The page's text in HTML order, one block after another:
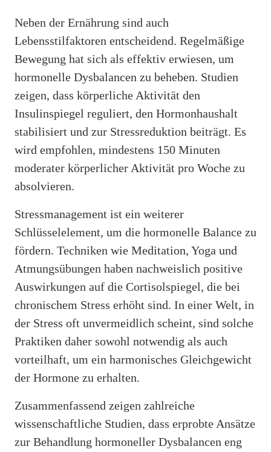
Neben der Ernährung sind auch
Lebensstilfaktoren entscheidend. Regelmäßige
Bewegung hat sich als effektiv erwiesen, um
hormonelle Dysbalancen zu beheben. Studien
zeigen, dass körperliche Aktivität den
Insulinspiegel reguliert, den Hormonhaushalt
stabilisiert und zur Stressreduktion beiträgt. Es
wird empfohlen, mindestens 150 Minuten
moderater körperlicher Aktivität pro Woche zu
absolvieren.
Stressmanagement ist ein weiterer
Schlüsselelement, um die hormonelle Balance zu
fördern. Techniken wie Meditation, Yoga und
Atmungsübungen haben nachweislich positive
Auswirkungen auf die Cortisolspiegel, die bei
chronischem Stress erhöht sind. In einer Welt, in
der Stress oft unvermeidlich scheint, sind solche
Praktiken daher sowohl notwendig als auch
vorteilhaft, um ein harmonisches Gleichgewicht
der Hormone zu erhalten.
Zusammenfassend zeigen zahlreiche
wissenschaftliche Studien, dass erprobte Ansätze
zur Behandlung hormoneller Dysbalancen eng